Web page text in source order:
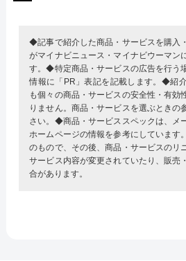
◆記事で紹介した商品・サービスを購入
がマイナビニュース・マイナビウーマン
す。◆特定商品・サービスの広告を行う
情報に「PR」表記を記載します。◆紹
も個々の商品・サービスの安全性・有効
りません。商品・サービスを選ぶときの
さい。◆商品・サービススペックは、メ
ホームページの情報を参考にしていま
のもので、その後、商品・サービスのリ
サービス内容が変更されていたり、販売
合があります。